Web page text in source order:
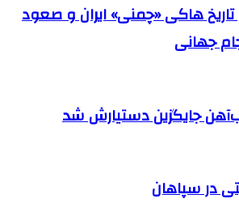
هاکی «چمنی» ایران و صعود
جهانی
جایگزین دستیارش شد
در سپاهان